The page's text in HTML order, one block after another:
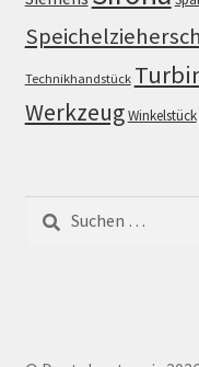
Technikhandstück
WerkzeugWinkelstück
Suchen
nach: